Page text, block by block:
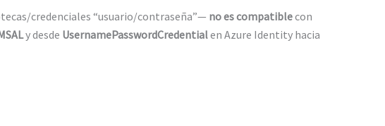
credenciales “usuario/contraseña”— no es compatiblecon
y desde UsernamePasswordCredentialen Azure Identity hacia